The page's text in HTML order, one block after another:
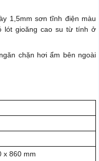
1,5mm sơn tĩnh điện màu
lót gioăng cao su từ tính ở
chặn hơi ẩm bên ngoài
x 860 mm